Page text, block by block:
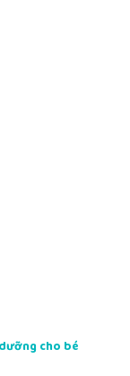
cho bé